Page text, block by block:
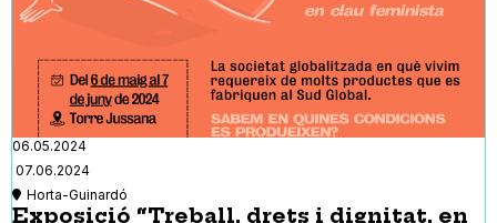
06.05.2024
07.06.2024
Horta-Guinardó
Exposició “Treball, drets i dignitat, en